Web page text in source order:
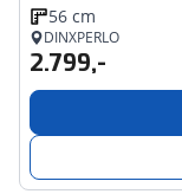
56 cm
DINXPERLO
2.799,-